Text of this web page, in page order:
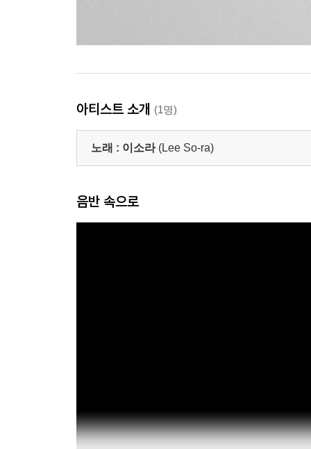
아티스트 소개 (1명)
노래 : 이소라 (Lee So-ra)
음반 속으로